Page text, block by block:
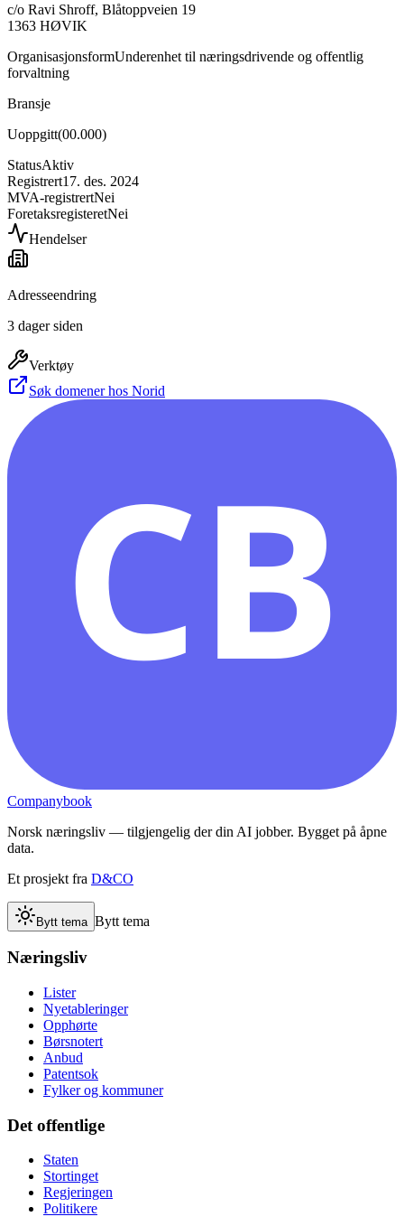
c/o Ravi Shroff, Blåtoppveien 19
1363 HØVIK
OrganisasjonsformUnderenhet til næringsdrivende og offentlig
forvaltning
Bransje
Uoppgitt(00.000)
StatusAktiv
Registrert17. des. 2024
MVA-registrertNei
ForetaksregisteretNei
Hendelser
Adresseendring
3 dager siden
Verktøy
Søk domener hos Norid
CB
Companybook
Norsk næringsliv — tilgjengelig der din AI jobber. Bygget på åpne
data.
Et prosjekt fra D&CO
Bytt tema Bytt tema
Næringsliv
Lister
Nyetableringer
Opphørte
Børsnotert
Anbud
Patentsok
Fylker og kommuner
Det offentlige
Staten
Stortinget
Regjeringen
Politikere